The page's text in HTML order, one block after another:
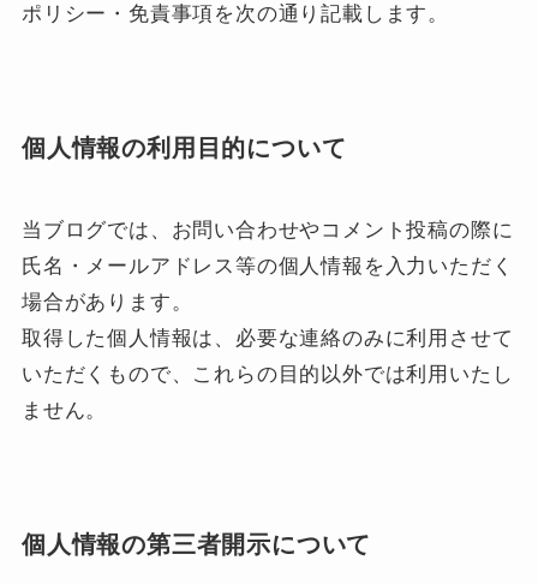
ポリシー・免責事項を次の通り記載します。
個人情報の利用目的について
当ブログでは、お問い合わせやコメント投稿の際に
氏名・メールアドレス等の個人情報を入力いただく
場合があります。
取得した個人情報は、必要な連絡のみに利用させて
いただくもので、これらの目的以外では利用いたし
ません。
個人情報の第三者開示について